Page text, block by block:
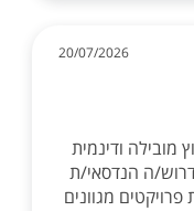
20/07/2026
מובילה ודינמית
ה הנדסאי/ת
מגוונים